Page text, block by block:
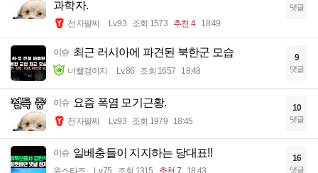
과학자.
전자팔찌 Lv.93 조회 1573 추천 4 18:49
댓글
이슈 최근 러시아에 파견된 북한군 모습
너빨갱이지 Lv.86 조회 1657 18:48
9
댓글
이슈 요즘 폭염 모기근황.
전자팔찌 Lv.93 조회 1979 18:45
10
댓글
이슈 일베충들이 지지하는 당대표!! 16
댓글